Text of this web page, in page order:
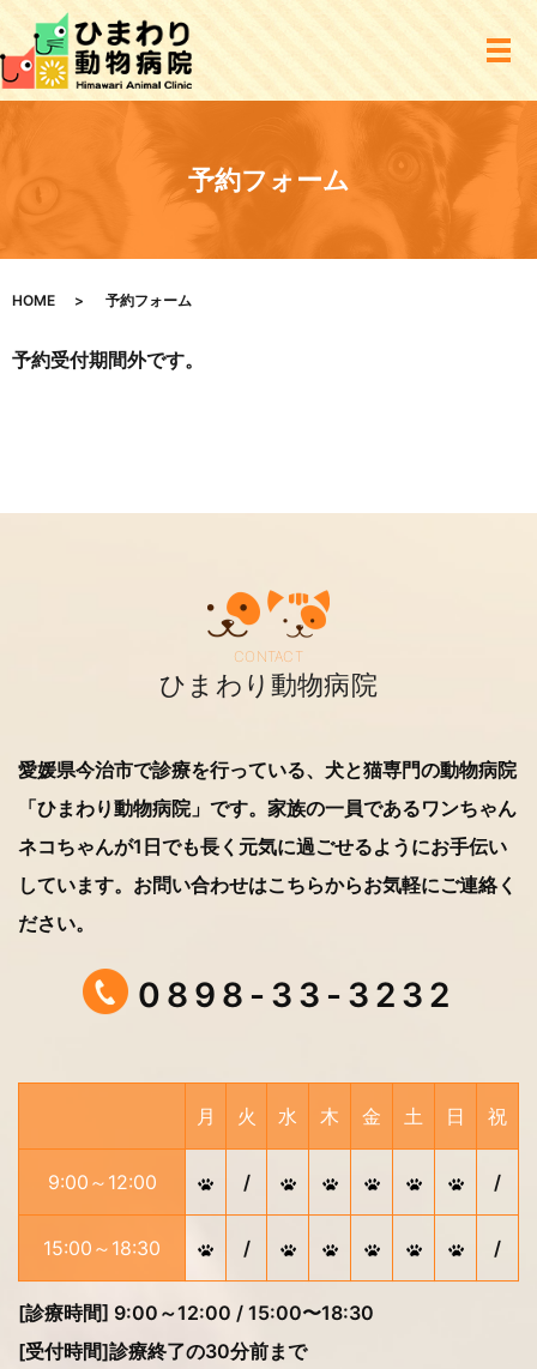
予約フォーム
HOME 予約フォーム
予約受付期間外です。
CONTACT
ひまわり動物病院
愛媛県今治市で診療を行っている、犬と猫専門の動物病院
「ひまわり動物病院」です。 家族の一員であるワンちゃん
ネコちゃんが1日でも長く元気に過ごせるようにお手伝い
しています。 お問い合わせはこちらからお気軽にご連絡く
ださい。
0898-33-3232
月 火 水 木 金 土 日 祝
9:00～12:00 / /
15:00～18:30 / /
[診療時間] 9:00～12:00 / 15:00〜18:30
[受付時間]診療終了の30分前まで